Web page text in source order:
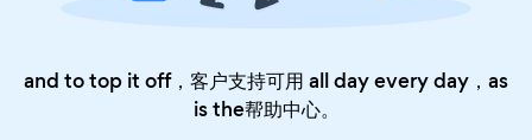
and to top it off，客户支持可用 all day every day，as
is the帮助中心。